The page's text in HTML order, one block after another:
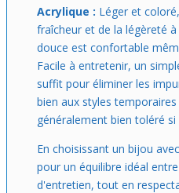
Acrylique : Léger et
fraîcheur et de la légèreté
douce est confortable
Facile à entretenir, un
suffit pour éliminer les
bien aux styles
généralement bien toléré
En choisissant un bijou
pour un équilibre idéal
d'entretien, tout en